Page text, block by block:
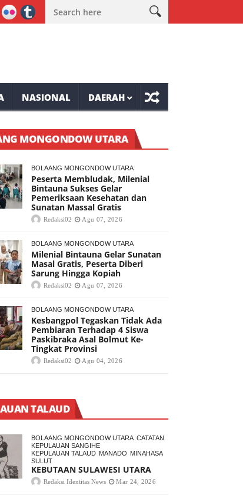
Massal Gratis Wabup Minahasa Vasung Buka HUT
NASIONAL DAERAH
MONGONDOW UTARA
BOLAANG MONGONDOW UTARA
Peserta Membludak, Milenial
Bintauna Sukses Gelar
Pemeriksaan Kesehatan dan
Sunatan Massal Gratis
Redaksi02 Agu 07, 2026
BOLAANG MONGONDOW UTARA
Milenial Bintauna Gelar Sunatan
Masal Gratis, Peserta Diberi
Sarung Hingga Kopiah
Redaksi02 Agu 07, 2026
BOLAANG MONGONDOW UTARA
Kesbangpol Tegaskan Tidak Ada
Pembiaran Terhadap 4 Siswa
Paskibraka Asal Bolmut Ke-
Tingkat Provinsi
Redaksi02 Agu 04, 2026
TALAUD
BOLAANG MONGONDOW UTARA CATATAN
KEPULAUAN SANGIHE
KEPULAUAN TALAUD MANADO MINAHASA
SULUT
KEBUTAAN SULAWESI UTARA
Redaksi Identitas News Mar 24, 2026